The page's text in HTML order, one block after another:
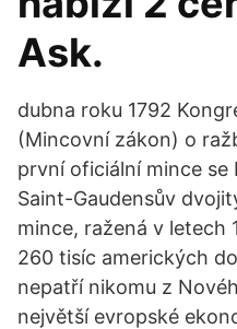
Ask.
dubna roku 1792
(Mincovní zákon) o
první oficiální mince
Saint-Gaudensův
mince, ražená v letech
260 tisíc amerických
nepatří nikomu z
největší evropské